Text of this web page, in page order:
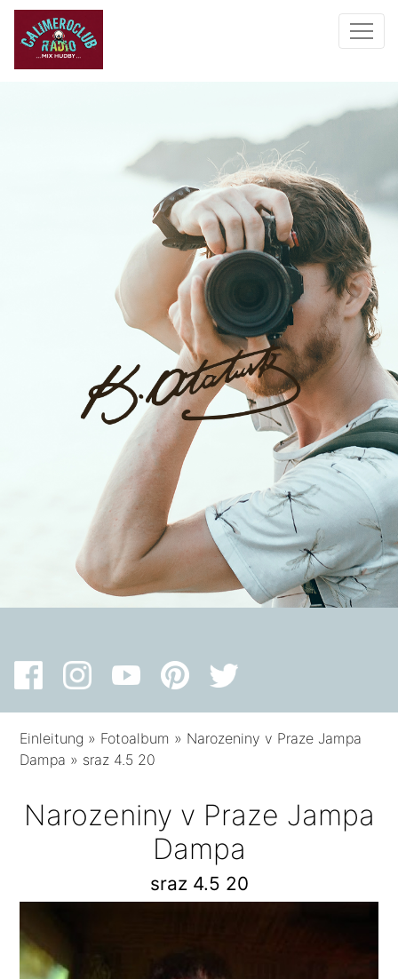
Einleitung » Fotoalbum » Narozeniny v Praze Jampa
Dampa » sraz 4.5 20
Narozeniny v Praze Jampa
Dampa
sraz 4.5 20